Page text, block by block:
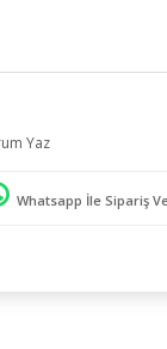
Yaz
Whatsapp İle Sipariş